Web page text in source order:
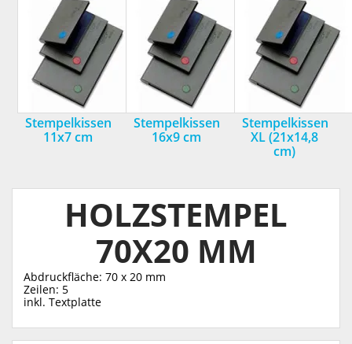
Stempelkissen
11x7 cm
Stempelkissen
16x9 cm
Stempelkissen
XL (21x14,8
cm)
HOLZSTEMPEL
70X20 MM
Abdruckfläche: 70 x 20 mm
Zeilen: 5
inkl. Textplatte